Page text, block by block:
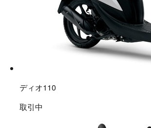
ディオ110
取引中